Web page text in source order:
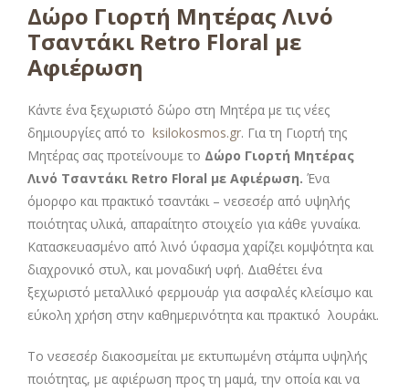
Δώρο Γιορτή Μητέρας Λινό
Τσαντάκι Retro Floral με
Αφιέρωση
Κάντε ένα ξεχωριστό δώρο στη Μητέρα με τις νέες
δημιουργίες από το ksilokosmos.gr. Για τη Γιορτή της
Μητέρας σας προτείνουμε το Δώρο Γιορτή Μητέρας
Λινό Τσαντάκι Retro Floral με Αφιέρωση. Ένα
όμορφο και πρακτικό τσαντάκι – νεσεσέρ από υψηλής
ποιότητας υλικά, απαραίτητο στοιχείο για κάθε γυναίκα.
Κατασκευασμένο από λινό ύφασμα χαρίζει κομψότητα και
διαχρονικό στυλ, και μοναδική υφή. Διαθέτει ένα
ξεχωριστό μεταλλικό φερμουάρ για ασφαλές κλείσιμο και
εύκολη χρήση στην καθημερινότητα και πρακτικό λουράκι.
Το νεσεσέρ διακοσμείται με εκτυπωμένη στάμπα υψηλής
ποιότητας, με αφιέρωση προς τη μαμά, την οποία και να